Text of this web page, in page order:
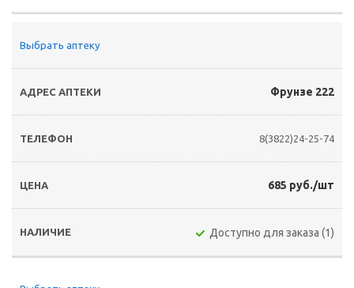
Выбрать аптеку
Фрунзе 222
8(3822)24-25-74
685 руб./шт
Доступно для заказа (1)